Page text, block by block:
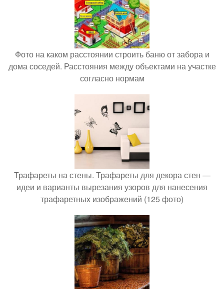
Фото на каком расстоянии строить баню от забора и
дома соседей. Расстояния между объектами на участке
согласно нормам
Трафареты на стены. Трафареты для декора стен —
идеи и варианты вырезания узоров для нанесения
трафаретных изображений (125 фото)